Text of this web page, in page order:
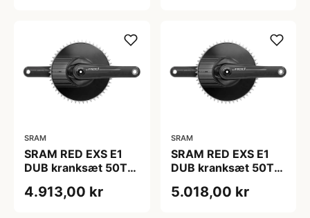
SRAM
SRAM RED EXS E1
DUB kranksæt 50T
4.913,00 kr
SRAM
SRAM RED EXS E1
DUB kranksæt 50T
5.018,00 kr